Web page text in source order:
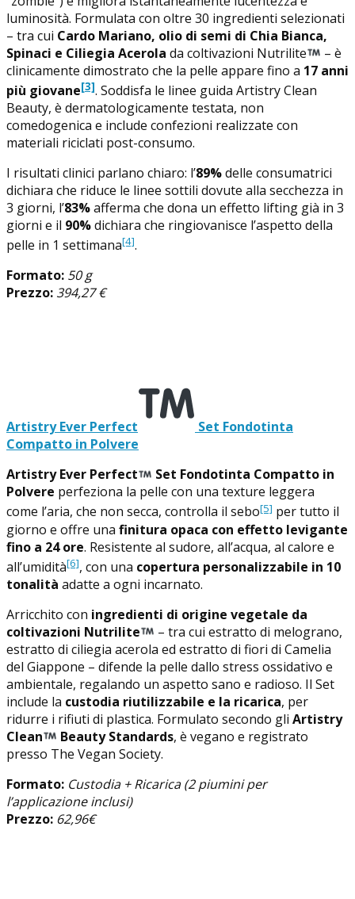
luminosità. Formulata con oltre 30 ingredienti selezionati
– tra cui Cardo Mariano, olio di semi di Chia Bianca,
Spinaci e Ciliegia Acerola da coltivazioni Nutrilite
– è
clinicamente dimostrato che la pelle appare fino a 17 anni
più giovane[3]. Soddisfa le linee guida Artistry Clean
Beauty, è dermatologicamente testata, non
comedogenica e include confezioni realizzate con
materiali riciclati post-consumo.
I risultati clinici parlano chiaro: l’89%delle consumatrici
dichiara che riduce le linee sottili dovute alla secchezza in
3 giorni, l’83%afferma che dona un effetto lifting già in 3
giorni e il 90%dichiara che ringiovanisce l’aspetto della
pelle in 1 settimana[4].
Formato: 50 g
Prezzo: 394,27 €
Artistry Ever Perfect
Set Fondotinta
Compatto in Polvere
Artistry Ever Perfect
Set Fondotinta Compatto in
Polvere perfeziona la pelle con una texture leggera
come l’aria, che non secca, controlla il sebo[5] per tutto il
giorno e offre una finitura opaca con effetto levigante
fino a 24 ore. Resistente al sudore, all’acqua, al calore e
all’umidità[6], con una copertura personalizzabile in 10
tonalità adatte a ogni incarnato.
Arricchito con ingredienti di origine vegetale da
coltivazioni Nutrilite
– tra cui estratto di melograno,
estratto di ciliegia acerola ed estratto di fiori di Camelia
del Giappone – difende la pelle dallo stress ossidativo e
ambientale, regalando un aspetto sano e radioso. Il Set
include la custodia riutilizzabile e la ricarica, per
ridurre i rifiuti di plastica. Formulato secondo gli Artistry
Clean
Beauty Standards, è vegano e registrato
presso The Vegan Society.
Formato: Custodia + Ricarica (2 piumini per
l’applicazione inclusi)
Prezzo: 62,96€